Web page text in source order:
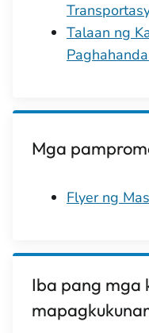
Talaan ng
Mga
Flyer ng
Iba pang mga